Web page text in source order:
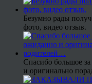
Безумно рады
фото, видео отзыв.
Спасибо большое
и оригинально